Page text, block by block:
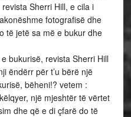
Sherri Hill, e cila i
fotografisë dhe
të jetë sa më e bukur dhe
bukurisë, revista Sherri Hill
ëndërr për t’u bërë një
bëheni!? vetem :
një mjeshtër të vërtet
dhe që e di çfarë do të